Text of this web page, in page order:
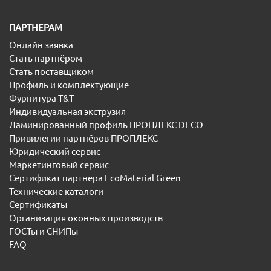
ПАРТНЕРАМ
Онлайн заявка
Стать партнёром
Стать поставщиком
Профиль и комплектующие
Фурнитура T&T
Индивидуальная экструзия
Ламинированный профиль ПРОПЛЕКС DECO
Привилегии партнёров ПРОПЛЕКС
Юридический сервис
Маркетинговый сервис
Сертификат партнера EcoMaterial Green
Технические каталоги
Сертификаты
Организация оконных производств
ГОСТы и СНИПы
FAQ